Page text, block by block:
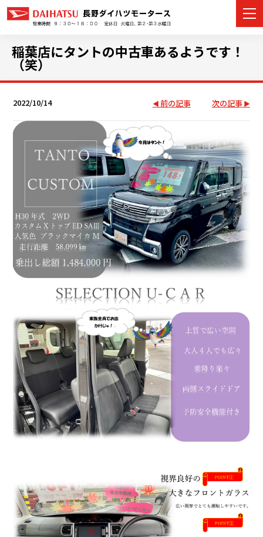
展示車・試乗車
店舗情報
イベント・キャンペーン
ご購入者サポート
アフターサポート
会社情報
稲葉店にタントの中古車あるようです！
（笑）
2022/10/14 前の記事 次の記事